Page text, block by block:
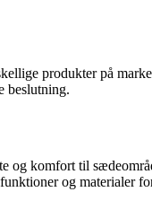
produkter på
beslutning.
og komfort til
og materialer